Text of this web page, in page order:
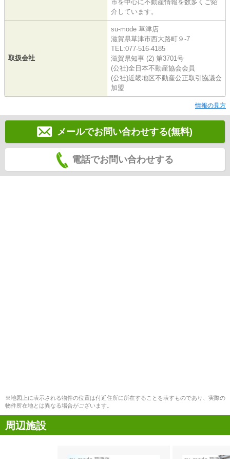
市を中心に不動産情報を数多くご紹
介しています。
取扱会社
su-mode 草津店
滋賀県草津市西大路町９-7
TEL:077-516-4185
滋賀県知事 (2) 第3701号
(公社)全日本不動産協会会員
(公社)近畿地区不動産公正取引協議会
加盟
情報の見方
メールでお問い合わせする(無料)
電話でお問い合わせする
※地図上に表示される物件の位置は付近住所に所在することを表すものであり、実際の
物件所在地とは異なる場合がございます。
周辺施設